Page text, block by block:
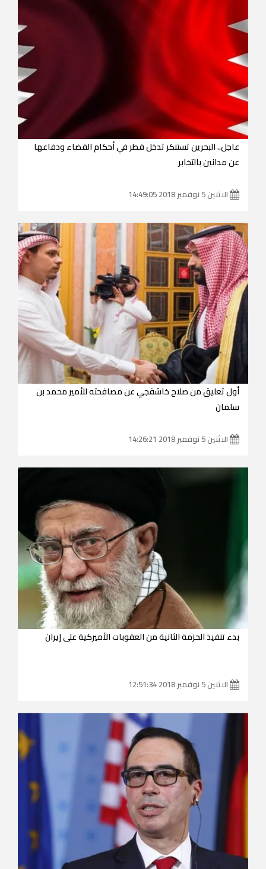
عاجل.. البحرين تستنكر تدخل قطر في أحكام القضاء ودفاعها
عن مدانين بالتخابر
الاثنين 5 نوفمبر 2018 14:49:05
أول تعليق من صلاح خاشقجي عن مصافحته للأمير محمد بن
سلمان
الاثنين 5 نوفمبر 2018 14:26:21
بدء تنفيذ الحزمة الثانية من العقوبات الأميركية على إيران
الاثنين 5 نوفمبر 2018 12:51:34